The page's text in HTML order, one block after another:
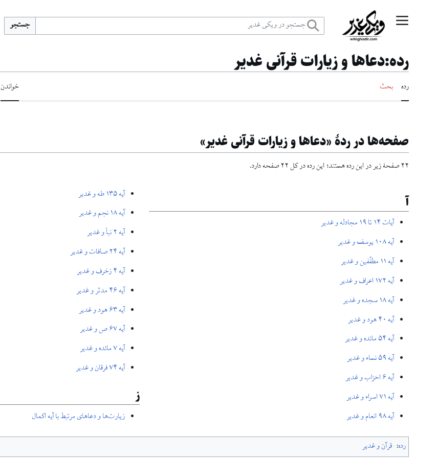
منوی اصلی جستجو
رده:دعاها و زيارات قرآنى غدير
رده بحث خواندن
صفحه‌ها در ردهٔ «دعاها و زيارات قرآنى غدير»
۲۲ صفحۀ زیر در این رده هستند؛ این رده در کل ۲۲ صفحه دارد.
آ
آيات ۱۴ تا ۱۹ مجادله و غدیر
آيه ۱۰۸ یوسف و غدیر
آيه ۱۱ مطفّفین و غدیر
آيه ۱۷۲ اعراف و غدیر
آيه ۱۸ سجده و غدیر
آيه ۴۰ هود و غدیر
آيه ۵۴ مائده و غدیر
آيه ۵۹ نساء و غدیر
آيه ۶ احزاب و غدیر
آيه ۷۱ اسراء و غدیر
آيه ۹۸ انعام و غدیر
آیه ۱۳۵ طه و غدیر
آیه ۱۸ نجم و غدیر
آیه ۲ نبأ و غدیر
آیه ۲۴ صافات و غدیر
آیه ۴ زخرف و غدیر
آیه ۴۶ مدثر و غدیر
آیه ۶۳ هود و غدیر
آیه ۶۷ ص و غدیر
آیه ۷ مائده و غدیر
آیه ۷۴ فرقان و غدیر
ز
زیارت‌ها و دعاهای مرتبط با آیه اکمال
رده: قرآن و غدیر